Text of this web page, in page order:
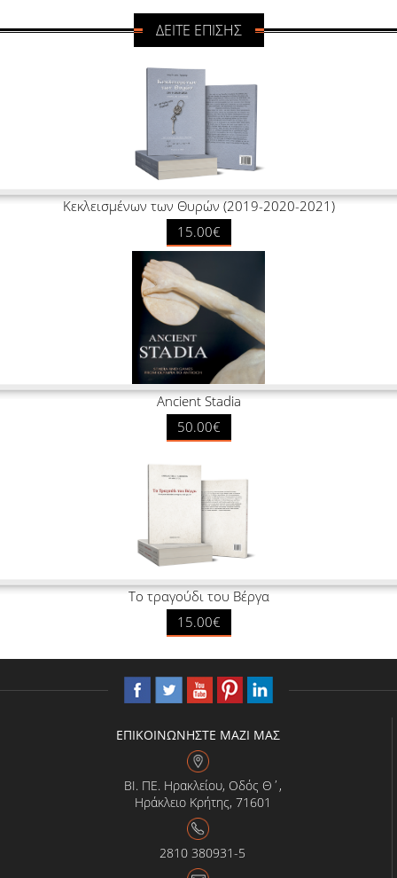
ΔΕΙΤΕ ΕΠΙΣΗΣ
Κεκλεισμένων των Θυρών (2019-2020-2021)
15.00€
Ancient Stadia
50.00€
Το τραγούδι του Βέργα
15.00€
ΕΠΙΚΟΙΝΩΝΗΣΤΕ ΜΑΖΙ ΜΑΣ
ΒΙ. ΠΕ. Ηρακλείου, Οδός Θ΄,
Ηράκλειο Κρήτης, 71601
2810 380931-5